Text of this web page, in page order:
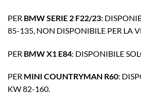
PER BMW SERIE 2 F22/23:
85-135, NON DISPONIBILE PER LA
PER BMW X1 E84: DISPONIBILE
PER MINI COUNTRYMAN R60:
KW 82-160.